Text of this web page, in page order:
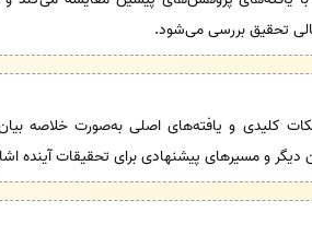
تحقیق بررسی می‌شود.
کلیدی و یافته‌های اصلی به‌صورت خلاصه
و مسیرهای پیشنهادی برای تحقیقات آینده